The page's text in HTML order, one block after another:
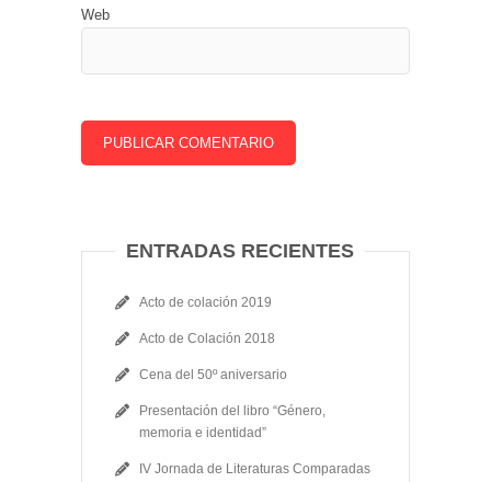
Web
ENTRADAS RECIENTES
Acto de colación 2019
Acto de Colación 2018
Cena del 50º aniversario
Presentación del libro “Género,
memoria e identidad”
IV Jornada de Literaturas Comparadas